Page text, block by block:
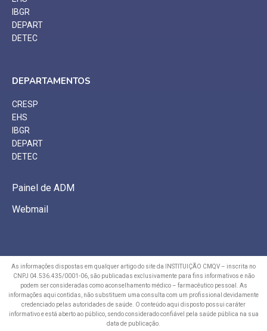
IBGR
DEPART
DETEC
DEPARTAMENTOS
CRESP
EHS
IBGR
DEPART
DETEC
Painel de ADM
Webmail
As informações dispostas em qualquer artigo do site da INSTITUIÇÃO CMQV – inscrita no
CNPJ 04.536.435/0001-06, são publicadas exclusivamente para fins informativos e não
podem ser consideradas como aconselhamento médico – farmacêutico pessoal. As
informações aqui contidas, não substituem uma consulta com um profissional devidamente
credenciado pelas autoridades de saúde. O conteúdo aqui disposto possui caráter
informativo e está aberto ao público, sendo considerado confiável pela saúde pública na sua
data de publicação.